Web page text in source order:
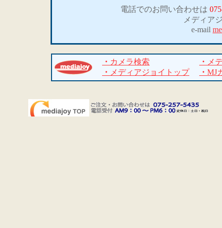
電話でのお問い合わせは
メディア
e-mail
・ カメラ検索 ・ メ
・ メディアジョイトップ ・ MJ